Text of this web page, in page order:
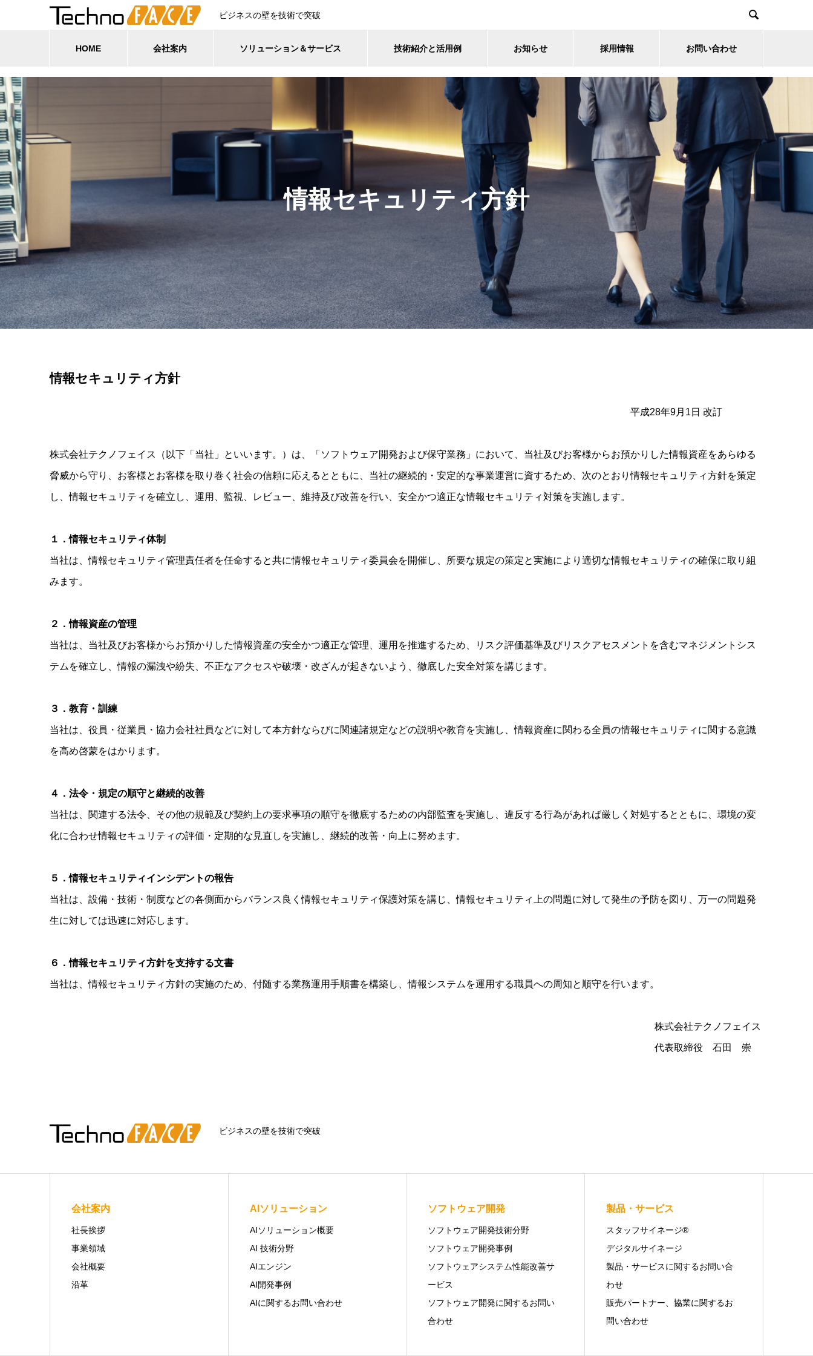
ビジネスの壁を技術で突破 
HOME 会社案内 ソリューション＆サービス 技術紹介と活用例 お知らせ 採用情報 お問い合わせ
情報セキュリティ方針
情報セキュリティ方針
平成28年9月1日 改訂
株式会社テクノフェイス（以下「当社」といいます。）は、「ソフトウェア開発および保守業務」において、当社及びお客様からお預かりした情報資産をあらゆる
脅威から守り、お客様とお客様を取り巻く社会の信頼に応えるとともに、当社の継続的・安定的な事業運営に資するため、次のとおり情報セキュリティ方針を策定
し、情報セキュリティを確立し、運用、監視、レビュー、維持及び改善を行い、安全かつ適正な情報セキュリティ対策を実施します。
１．情報セキュリティ体制
当社は、情報セキュリティ管理責任者を任命すると共に情報セキュリティ委員会を開催し、所要な規定の策定と実施により適切な情報セキュリティの確保に取り組
みます。
２．情報資産の管理
当社は、当社及びお客様からお預かりした情報資産の安全かつ適正な管理、運用を推進するため、リスク評価基準及びリスクアセスメントを含むマネジメントシス
テムを確立し、情報の漏洩や紛失、不正なアクセスや破壊・改ざんが起きないよう、徹底した安全対策を講じます。
３．教育・訓練
当社は、役員・従業員・協力会社社員などに対して本方針ならびに関連諸規定などの説明や教育を実施し、情報資産に関わる全員の情報セキュリティに関する意識
を高め啓蒙をはかります。
４．法令・規定の順守と継続的改善
当社は、関連する法令、その他の規範及び契約上の要求事項の順守を徹底するための内部監査を実施し、違反する行為があれば厳しく対処するとともに、環境の変
化に合わせ情報セキュリティの評価・定期的な見直しを実施し、継続的改善・向上に努めます。
５．情報セキュリティインシデントの報告
当社は、設備・技術・制度などの各側面からバランス良く情報セキュリティ保護対策を講じ、情報セキュリティ上の問題に対して発生の予防を図り、万一の問題発
生に対しては迅速に対応します。
６．情報セキュリティ方針を支持する文書
当社は、情報セキュリティ方針の実施のため、付随する業務運用手順書を構築し、情報システムを運用する職員への周知と順守を行います。
株式会社テクノフェイス
代表取締役 石田 崇
ビジネスの壁を技術で突破
会社案内
社長挨拶
事業領域
会社概要
沿革
AIソリューション
AIソリューション概要
AI 技術分野
AIエンジン
AI開発事例
AIに関するお問い合わせ
ソフトウェア開発
ソフトウェア開発技術分野
ソフトウェア開発事例
ソフトウェアシステム性能改善サ
ービス
ソフトウェア開発に関するお問い
合わせ
製品・サービス
スタッフサイネージ®
デジタルサイネージ
製品・サービスに関するお問い合
わせ
販売パートナー、協業に関するお
問い合わせ